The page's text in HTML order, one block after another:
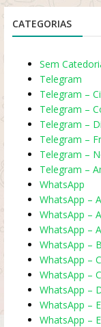
CATEGORIAS
Sem
Telegram
Telegram –
Telegram –
Telegram –
Telegram –
Telegram –
Telegram –
WhatsApp
WhatsApp –
WhatsApp –
WhatsApp –
WhatsApp –
WhatsApp –
WhatsApp –
WhatsApp –
WhatsApp –
WhatsApp –